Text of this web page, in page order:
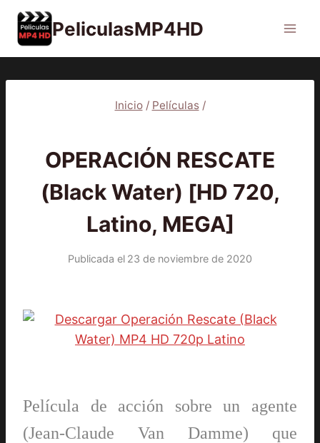
Saltar
contenido
PeliculasMP4HD
Inicio / Películas /
OPERACIÓN RESCATE
(Black Water) [HD 720,
Latino, MEGA]
Publicada el 23 de noviembre de 2020
Película de acción sobre un agente
(Jean-Claude Van Damme) que